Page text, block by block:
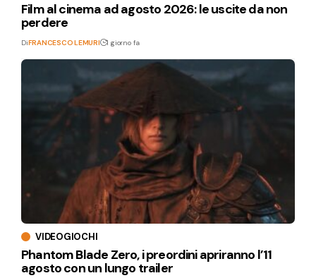
Film al cinema ad agosto 2026: le uscite da non
perdere
DiFRANCESCO LEMURI 1 giorno fa
VIDEOGIOCHI
Phantom Blade Zero, i preordini apriranno l’11
agosto con un lungo trailer